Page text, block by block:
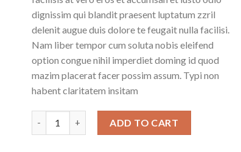
dignissim qui blandit praesent luptatum zzril
delenit augue duis dolore te feugait nulla facilisi.
Nam liber tempor cum soluta nobis eleifend
option congue nihil imperdiet doming id quod
mazim placerat facer possim assum. Typi non
habent claritatem insitam
ADD TO CART